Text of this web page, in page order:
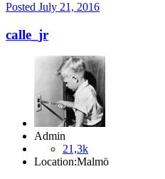
Posted July 21, 2016
calle_jr
Admin
21,3k
Location:Malmö